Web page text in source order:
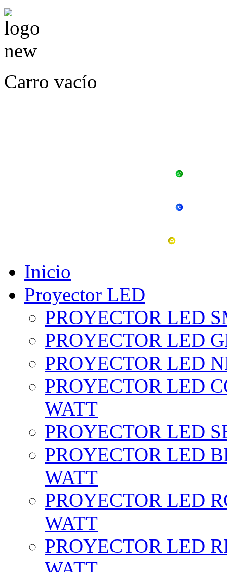
Carro vacío
Inicio
Proyector LED
PROYECTOR LED
PROYECTOR LED
PROYECTOR LED
PROYECTOR LED
WATT
PROYECTOR LED
PROYECTOR LED
WATT
PROYECTOR LED
WATT
PROYECTOR LED